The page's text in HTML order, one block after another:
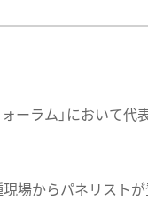
ーラム」において
場からパネリストが